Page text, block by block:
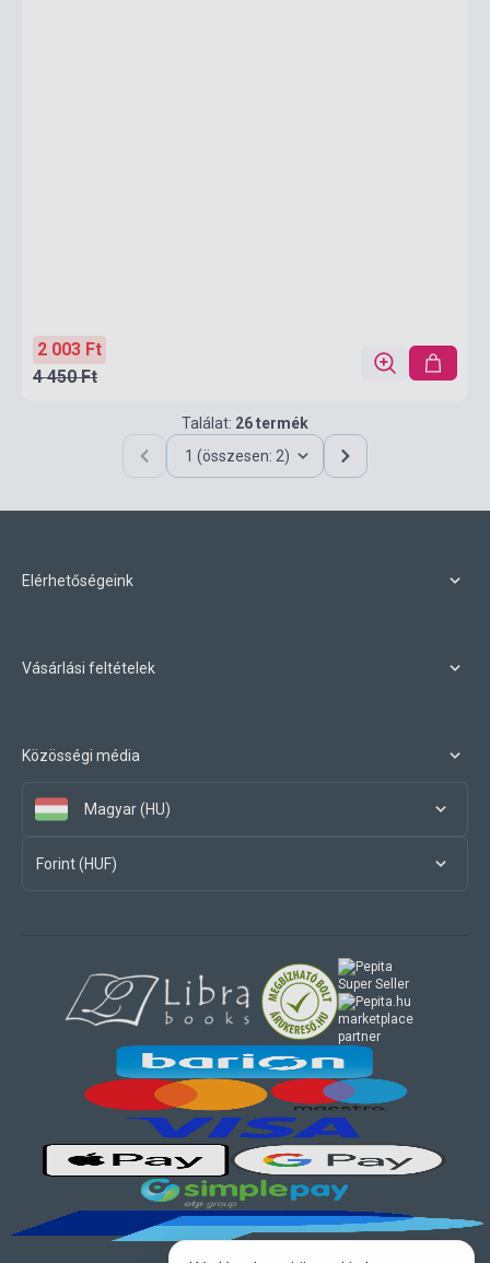
2 003 Ft
4 450 Ft
Találat: 26 termék
1 (összesen: 2)
Elérhetőségeink
Vásárlási feltételek
Közösségi média
Magyar (HU)
Forint (HUF)
marketplace
partner